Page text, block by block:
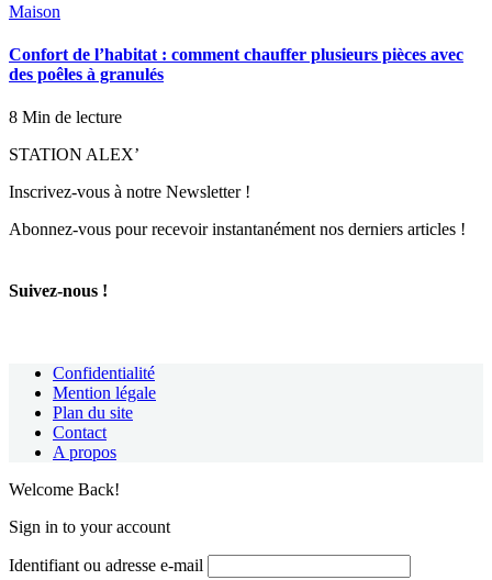
Maison
Confort de l’habitat : comment chauffer plusieurs pièces avec
des poêles à granulés
8 Min de lecture
STATION ALEX’
Inscrivez-vous à notre Newsletter !
Abonnez-vous pour recevoir instantanément nos derniers articles !
Suivez-nous !
Confidentialité
Mention légale
Plan du site
Contact
A propos
Welcome Back!
Sign in to your account
Identifiant ou adresse e-mail